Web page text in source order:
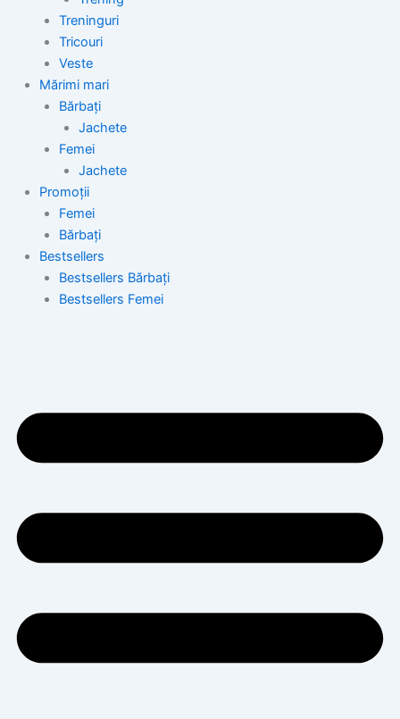
Treninguri
Tricouri
Veste
Mărimi mari
Bărbați
Jachete
Femei
Jachete
Promoții
Femei
Bărbați
Bestsellers
Bestsellers Bărbați
Bestsellers Femei